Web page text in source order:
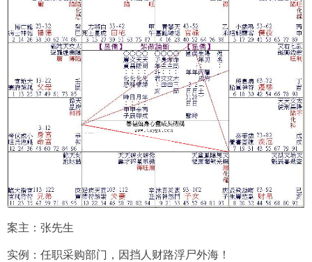
案主：张先生
实例：任职采购部门，因挡人财路浮尸外海！